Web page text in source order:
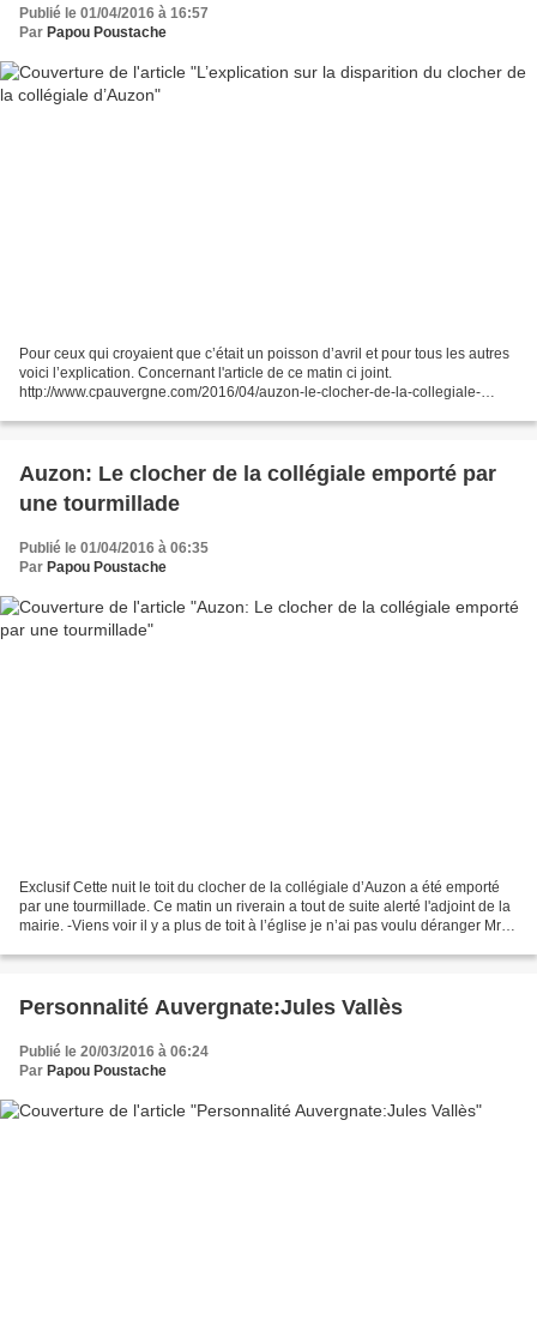
Publié le 01/04/2016 à 16:57
Par Papou Poustache
Pour ceux qui croyaient que c’était un poisson d’avril et pour tous les autres
voici l’explication. Concernant l'article de ce matin ci joint.
http://www.cpauvergne.com/2016/04/auzon-le-clocher-de-la-collegiale-
Auzon: Le clocher de la collégiale emporté par
une tourmillade
Publié le 01/04/2016 à 06:35
Par Papou Poustache
Exclusif Cette nuit le toit du clocher de la collégiale d’Auzon a été emporté
par une tourmillade. Ce matin un riverain a tout de suite alerté l'adjoint de la
mairie. -Viens voir il y a plus de toit à l’église je n’ai pas voulu déranger Mr le
Personnalité Auvergnate:Jules Vallès
Publié le 20/03/2016 à 06:24
Par Papou Poustache